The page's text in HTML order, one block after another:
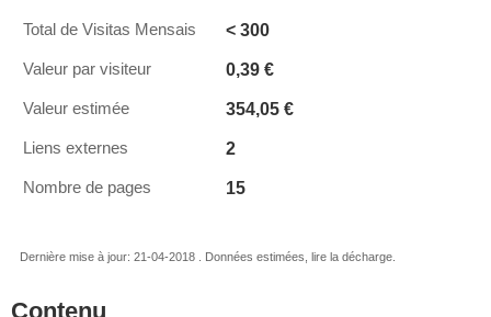
Total de Visitas Mensais < 300
Valeur par visiteur 0,39 €
Valeur estimée 354,05 €
Liens externes 2
Nombre de pages 15
Dernière mise à jour: 21-04-2018 . Données estimées, lire la décharge.
Contenu